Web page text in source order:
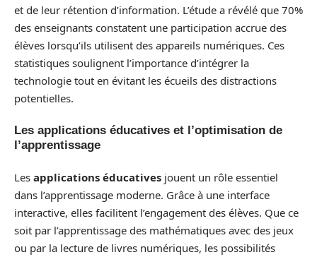
et de leur rétention d’information. L’étude a révélé que 70%
des enseignants constatent une participation accrue des
élèves lorsqu’ils utilisent des appareils numériques. Ces
statistiques soulignent l’importance d’intégrer la
technologie tout en évitant les écueils des distractions
potentielles.
Les applications éducatives et l’optimisation de
l’apprentissage
Les applications éducatives jouent un rôle essentiel
dans l’apprentissage moderne. Grâce à une interface
interactive, elles facilitent l’engagement des élèves. Que ce
soit par l’apprentissage des mathématiques avec des jeux
ou par la lecture de livres numériques, les possibilités